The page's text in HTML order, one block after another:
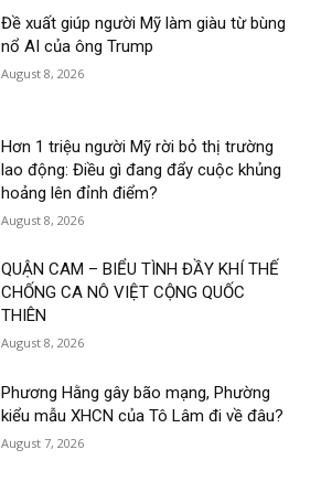
Đề xuất giúp người Mỹ làm giàu từ bùng
nổ AI của ông Trump
August 8, 2026
Hơn 1 triệu người Mỹ rời bỏ thị trường
lao động: Điều gì đang đẩy cuộc khủng
hoảng lên đỉnh điểm?
August 8, 2026
QUẬN CAM – BIỂU TÌNH ĐẦY KHÍ THẾ
CHỐNG CA NÔ VIỆT CỘNG QUỐC
THIÊN
August 8, 2026
Phương Hằng gây bão mạng, Phường
kiểu mẫu XHCN của Tô Lâm đi về đâu?
August 7, 2026